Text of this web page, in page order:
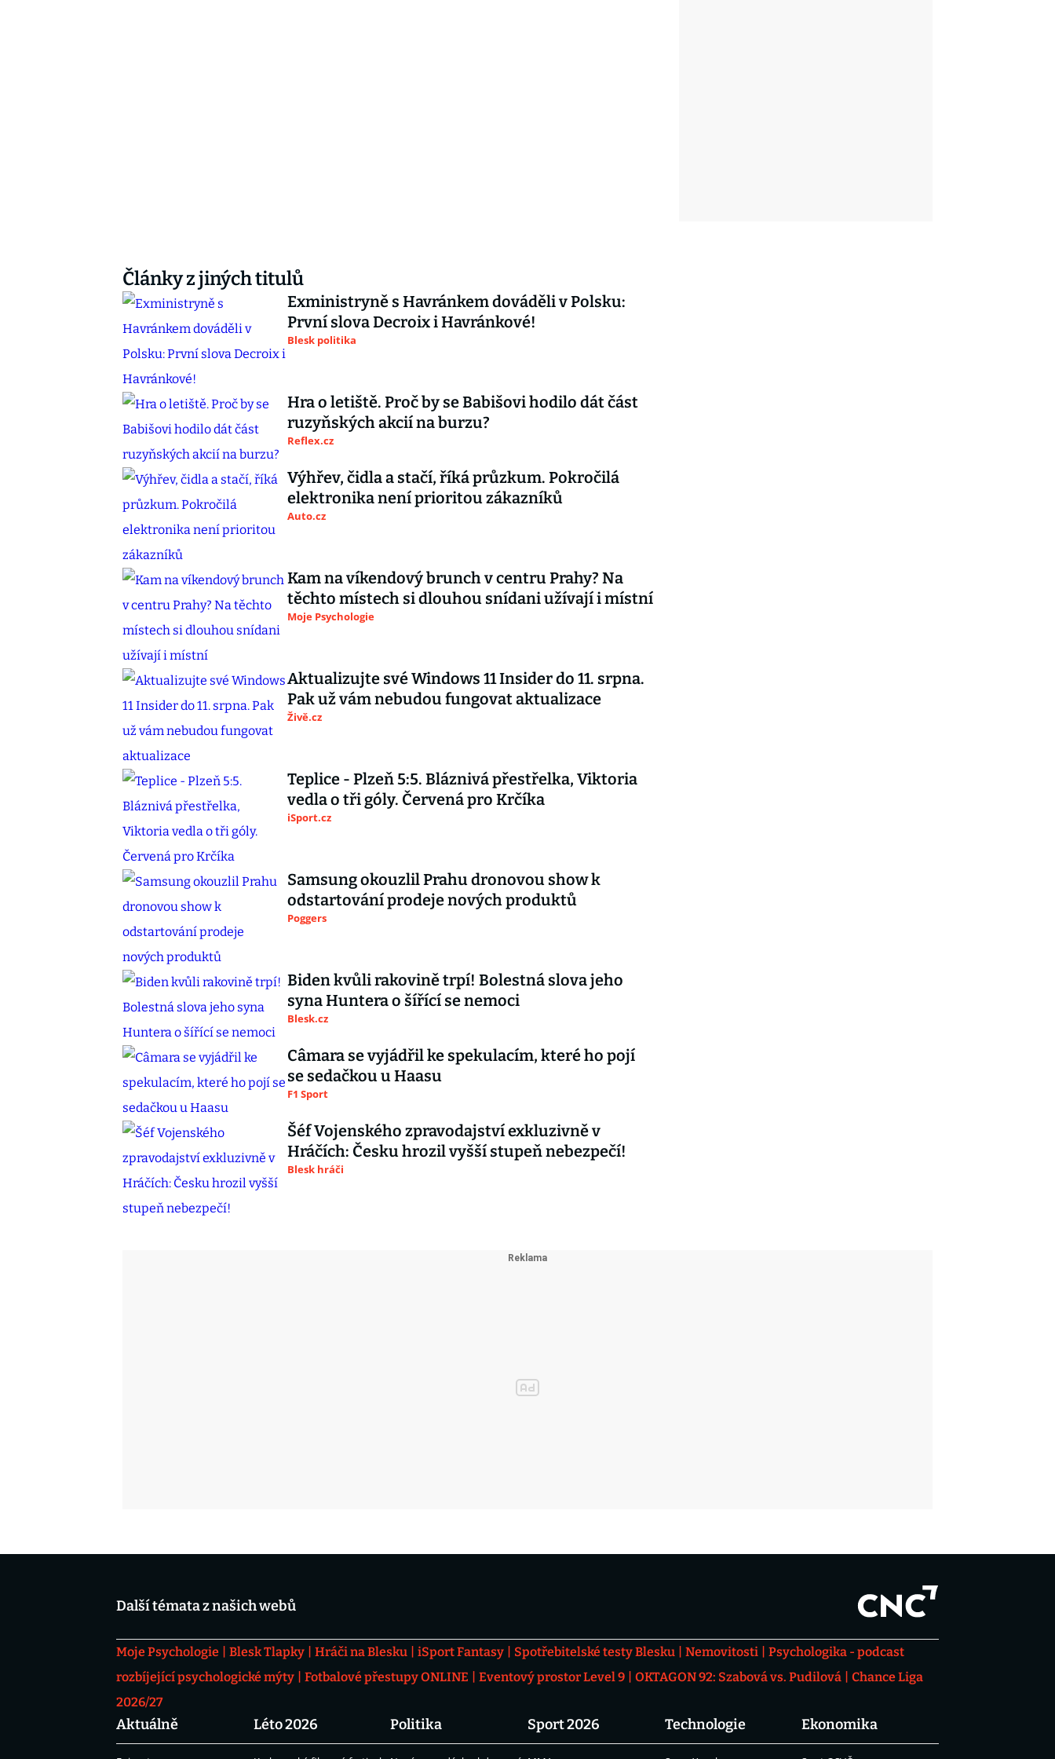
Články z jiných titulů
Exministryně s Havránkem dováděli v Polsku:
První slova Decroix i Havránkové!
Blesk politika
Hra o letiště. Proč by se Babišovi hodilo dát část
ruzyňských akcií na burzu?
Reflex.cz
Výhřev, čidla a stačí, říká průzkum. Pokročilá
elektronika není prioritou zákazníků
Auto.cz
Kam na víkendový brunch v centru Prahy? Na
těchto místech si dlouhou snídani užívají i místní
Moje Psychologie
Aktualizujte své Windows 11 Insider do 11. srpna.
Pak už vám nebudou fungovat aktualizace
Živě.cz
Teplice - Plzeň 5:5. Bláznivá přestřelka, Viktoria
vedla o tři góly. Červená pro Krčíka
iSport.cz
Samsung okouzlil Prahu dronovou show k
odstartování prodeje nových produktů
Poggers
Biden kvůli rakovině trpí! Bolestná slova jeho
syna Huntera o šířící se nemoci
Blesk.cz
Câmara se vyjádřil ke spekulacím, které ho pojí
se sedačkou u Haasu
F1 Sport
Šéf Vojenského zpravodajství exkluzivně v
Hráčích: Česku hrozil vyšší stupeň nebezpečí!
Blesk hráči
Další témata z našich webů
Moje Psychologie Blesk Tlapky Hráči na Blesku iSport Fantasy Spotřebitelské testy Blesku Nemovitosti
Psychologika - podcast
rozbíjející psychologické mýty
Fotbalové přestupy ONLINE Eventový prostor Level 9 OKTAGON 92: Szabová vs. Pudilová
Chance Liga
2026/27
Aktuálně Léto 2026 Politika Sport 2026 Technologie Ekonomika